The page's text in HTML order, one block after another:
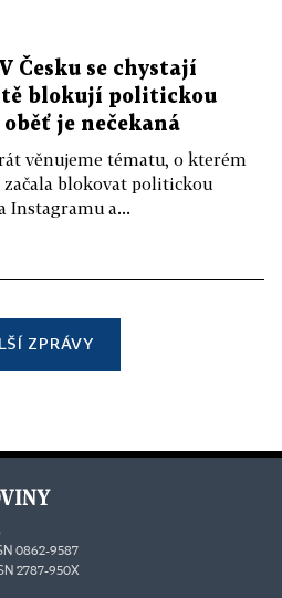
Česku se chystají
blokují politickou
je nečekaná
věnujeme tématu, o kterém
blokovat politickou
Instagramu a...
ZPRÁVY
0862-9587
2787-950X